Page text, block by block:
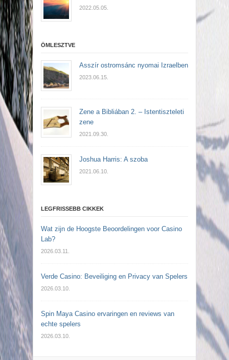
2022.05.05.
ÖMLESZTVE
Asszír ostromsánc nyomai Izraelben
2023.06.15.
Zene a Bibliában 2. – Istentiszteleti
zene
2021.09.30.
Joshua Harris: A szoba
2021.06.10.
LEGFRISSEBB CIKKEK
Wat zijn de Hoogste Beoordelingen voor Casino
Lab?
2026.03.11.
Verde Casino: Beveiliging en Privacy van Spelers
2026.03.10.
Spin Maya Casino ervaringen en reviews van
echte spelers
2026.03.10.